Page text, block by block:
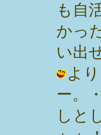
も自
かっ
い出
よ
ー。
しと